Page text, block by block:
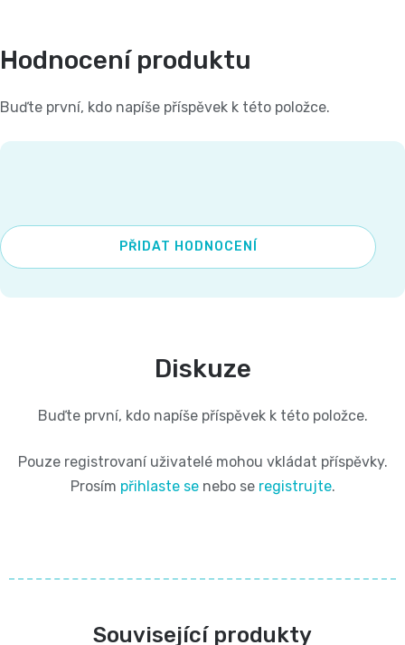
Hodnocení produktu
Buďte první, kdo napíše příspěvek k této položce.
PŘIDAT HODNOCENÍ
Diskuze
Buďte první, kdo napíše příspěvek k této položce.
Pouze registrovaní uživatelé mohou vkládat příspěvky.
Prosím přihlaste senebo se registrujte.
Související produkty